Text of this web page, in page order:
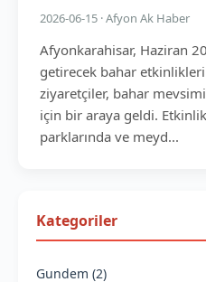
2026-06-15 · Afyon Ak Haber
Afyonkarahisar, Haziran
getirecek bahar
ziyaretçiler, bahar
için bir araya geldi.
parklarında ve meyd...
Kategoriler
Gundem (2)